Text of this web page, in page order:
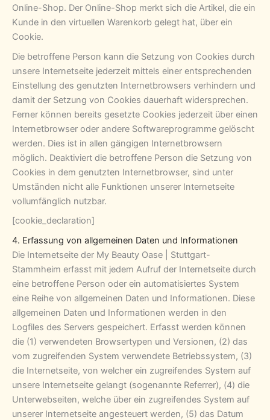
Online-Shop. Der Online-Shop merkt sich die Artikel, die ein
Kunde in den virtuellen Warenkorb gelegt hat, über ein
Cookie.
Die betroffene Person kann die Setzung von Cookies durch
unsere Internetseite jederzeit mittels einer entsprechenden
Einstellung des genutzten Internetbrowsers verhindern und
damit der Setzung von Cookies dauerhaft widersprechen.
Ferner können bereits gesetzte Cookies jederzeit über einen
Internetbrowser oder andere Softwareprogramme gelöscht
werden. Dies ist in allen gängigen Internetbrowsern
möglich. Deaktiviert die betroffene Person die Setzung von
Cookies in dem genutzten Internetbrowser, sind unter
Umständen nicht alle Funktionen unserer Internetseite
vollumfänglich nutzbar.
[cookie_declaration]
4. Erfassung von allgemeinen Daten und Informationen
Die Internetseite der My Beauty Oase | Stuttgart-
Stammheim erfasst mit jedem Aufruf der Internetseite durch
eine betroffene Person oder ein automatisiertes System
eine Reihe von allgemeinen Daten und Informationen. Diese
allgemeinen Daten und Informationen werden in den
Logfiles des Servers gespeichert. Erfasst werden können
die (1) verwendeten Browsertypen und Versionen, (2) das
vom zugreifenden System verwendete Betriebssystem, (3)
die Internetseite, von welcher ein zugreifendes System auf
unsere Internetseite gelangt (sogenannte Referrer), (4) die
Unterwebseiten, welche über ein zugreifendes System auf
unserer Internetseite angesteuert werden, (5) das Datum